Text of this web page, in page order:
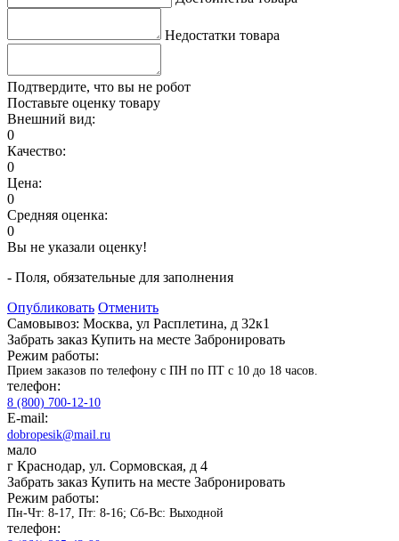
Недостатки товара
Подтвердите, что вы не робот
Поставьте оценку товару
Внешний вид:
0
Качество:
0
Цена:
0
Средняя оценка:
0
Вы не указали оценку!
- Поля, обязательные для заполнения
Опубликовать Отменить
Самовывоз: Москва, ул Расплетина, д 32к1
Забрать заказ Купить на месте Забронировать
Режим работы:
Прием заказов по телефону с ПН по ПТ с 10 до 18 часов.
телефон:
8 (800) 700-12-10
E-mail:
dobropesik@mail.ru
мало
г Краснодар, ул. Сормовская, д 4
Забрать заказ Купить на месте Забронировать
Режим работы:
Пн-Чт: 8-17, Пт: 8-16; Сб-Вс: Выходной
телефон: